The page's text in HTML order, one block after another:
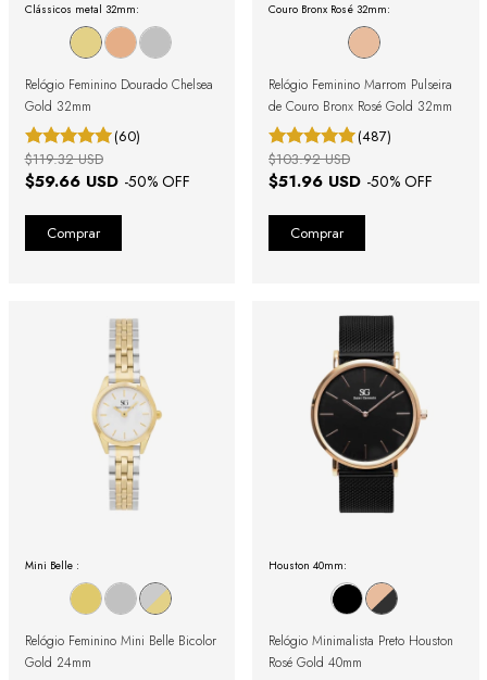
Clássicos metal 32mm:
Relógio Feminino Dourado Chelsea
Gold 32mm
(60)
$59.66 USD -50% OFF
$119.32 USD
Couro Bronx Rosé 32mm:
Relógio Feminino Marrom Pulseira
de Couro Bronx Rosé Gold 32mm
(487)
$51.96 USD -50% OFF
$103.92 USD
Mini Belle :
Relógio Feminino Mini Belle Bicolor
Gold 24mm
Houston 40mm:
Relógio Minimalista Preto Houston
Rosé Gold 40mm